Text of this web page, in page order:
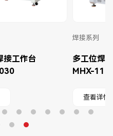
多工位焊接机柜
MHX-11-018